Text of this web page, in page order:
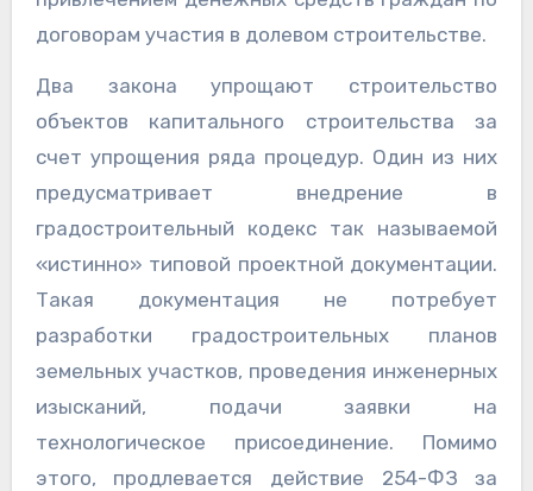
договорам участия в долевом строительстве.
Два закона упрощают строительство
объектов капитального строительства за
счет упрощения ряда процедур. Один из них
предусматривает внедрение в
градостроительный кодекс так называемой
«истинно» типовой проектной документации.
Такая документация не потребует
разработки градостроительных планов
земельных участков, проведения инженерных
изысканий, подачи заявки на
технологическое присоединение. Помимо
этого, продлевается действие 254-ФЗ за